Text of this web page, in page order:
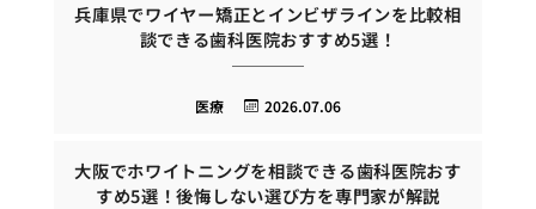
兵庫県でワイヤー矯正とインビザラインを比較相
談できる歯科医院おすすめ5選！
2026.07.06
医療
大阪でホワイトニングを相談できる歯科医院おす
すめ5選！後悔しない選び方を専門家が解説